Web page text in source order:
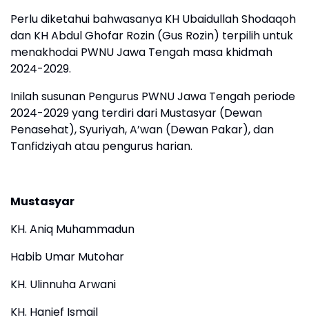
Perlu diketahui bahwasanya KH Ubaidullah Shodaqoh
dan KH Abdul Ghofar Rozin (Gus Rozin) terpilih untuk
menakhodai PWNU Jawa Tengah masa khidmah
2024-2029.
Inilah susunan Pengurus PWNU Jawa Tengah periode
2024-2029 yang terdiri dari Mustasyar (Dewan
Penasehat), Syuriyah, A’wan (Dewan Pakar), dan
Tanfidziyah atau pengurus harian.
Mustasyar
KH. Aniq Muhammadun
Habib Umar Mutohar
KH. Ulinnuha Arwani
KH. Hanief Ismail